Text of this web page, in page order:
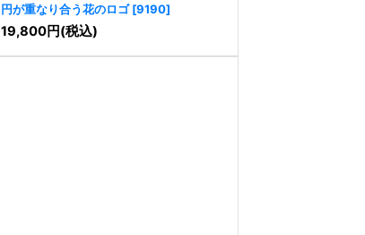
円が重なり合う花のロゴ [9190]
19,800円(税込)